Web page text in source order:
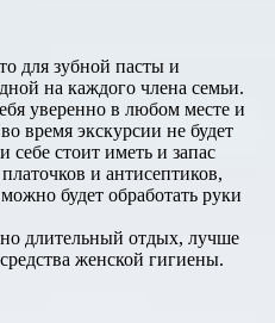
для зубной пасты и
на каждого члена семьи.
уверенно в любом месте и
время экскурсии не будет
стоит иметь и запас
и антисептиков,
будет обработать руки
длительный отдых, лучше
женской гигиены.